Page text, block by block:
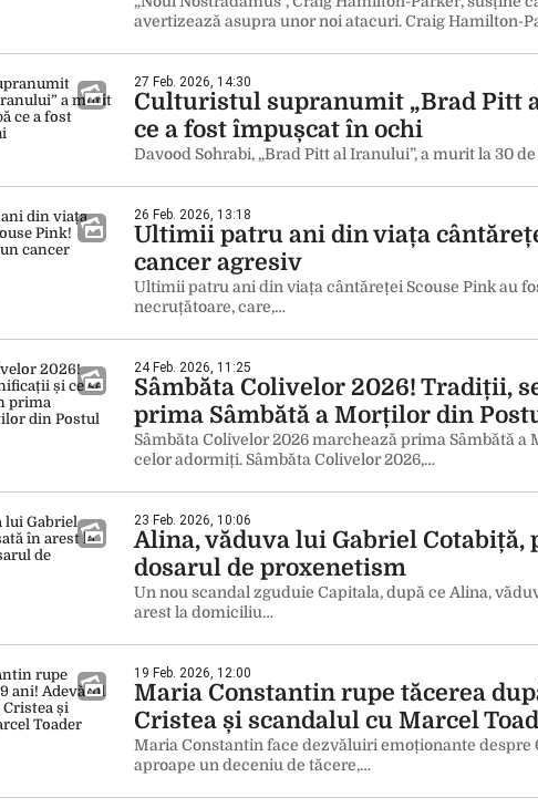
avertizează asupra unor noi atacuri. Craig Hamilton-
27 Feb. 2026, 14:30
Culturistul supranumit „Brad Pitt
ce a fost împușcat în ochi
Davood Sohrabi, „Brad Pitt al Iranului”, a murit la 30
26 Feb. 2026, 13:18
Ultimii patru ani din viața
cancer agresiv
Ultimii patru ani din viața cântăreței Scouse Pink au
necruțătoare, care,…
24 Feb. 2026, 11:25
Sâmbăta Colivelor 2026! Tradiții,
prima Sâmbătă a Morților din
Sâmbăta Colivelor 2026 marchează prima Sâmbătă
celor adormiți. Sâmbăta Colivelor 2026,…
23 Feb. 2026, 10:06
Alina, văduva lui Gabriel
dosarul de proxenetism
Un nou scandal zguduie Capitala, după ce Alina,
arest la domiciliu…
19 Feb. 2026, 12:00
Maria Constantin rupe tăcerea
Cristea și scandalul cu Marcel
Maria Constantin face dezvăluiri emoționante despre
aproape un deceniu de tăcere,…